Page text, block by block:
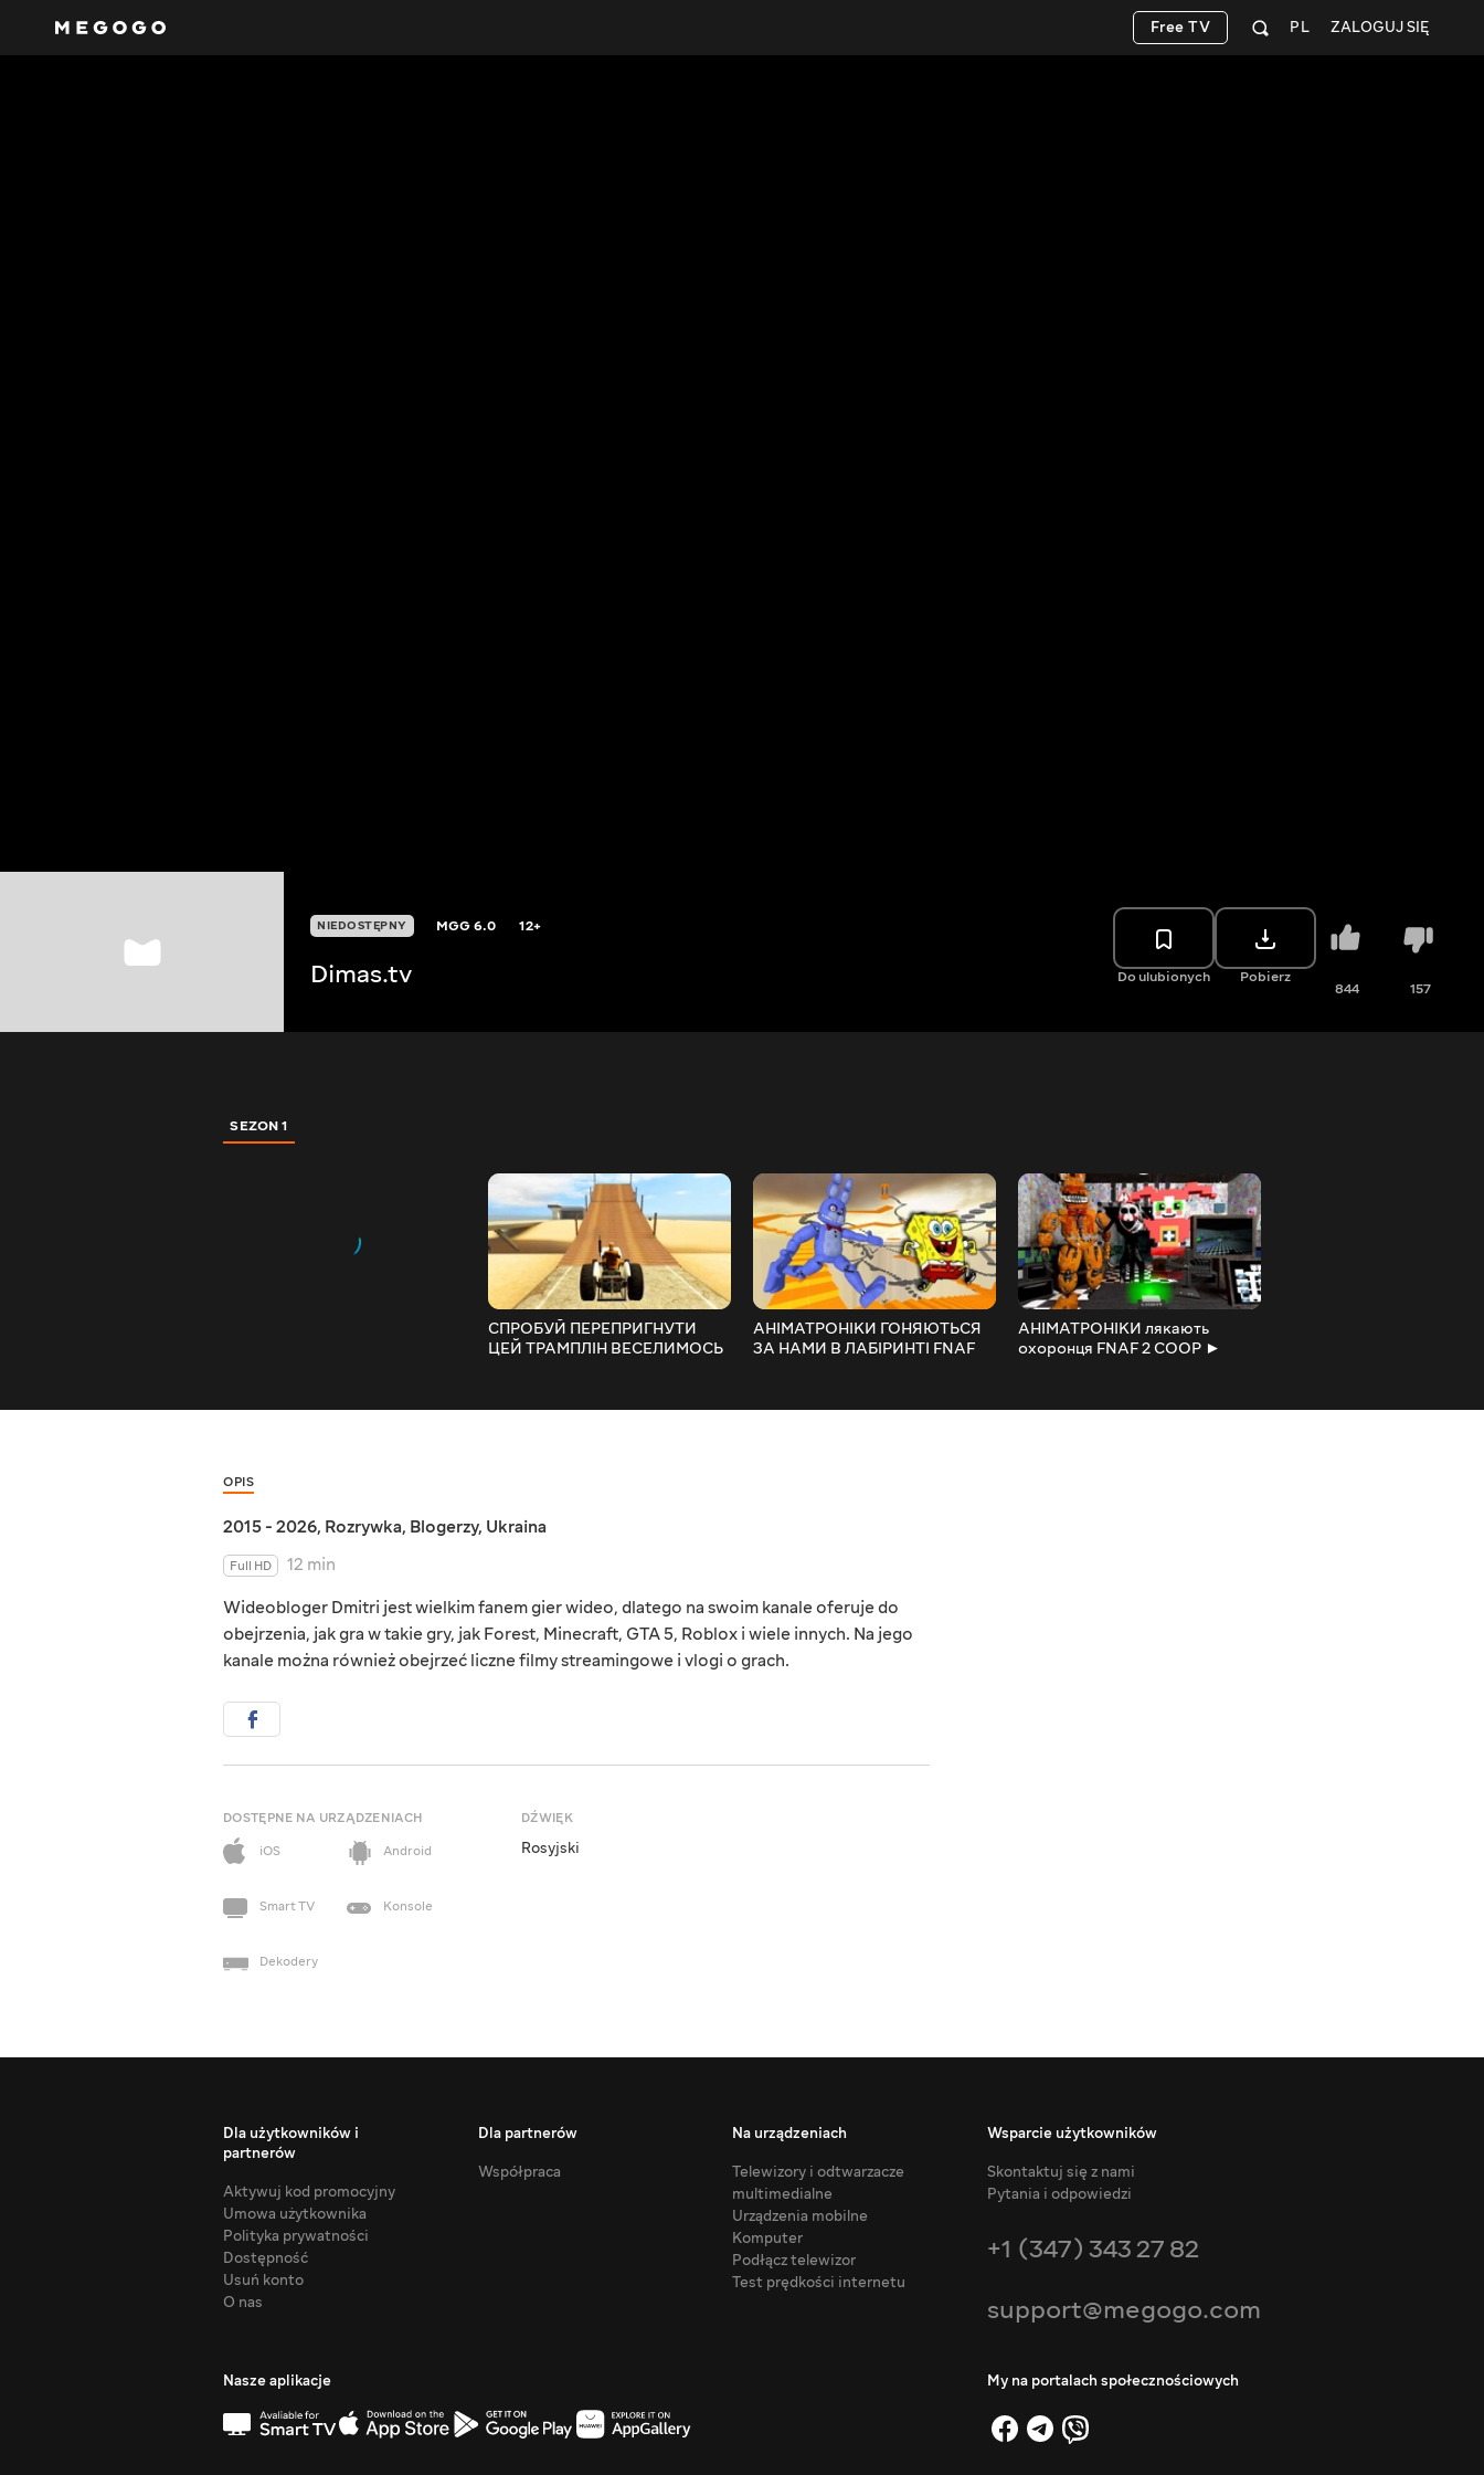
ZALOGUJ SIĘ
PL
Free TV
NIEDOSTĘPNY MGG6.0 12+
Dimas.tv Do ulubionych Pobierz
844 157
SEZON 1
СПРОБУЙ ПЕРЕПРИГНУТИ
ЦЕЙ ТРАМПЛІН ВЕСЕЛИМОСЬ
АНІМАТРОНІКИ ГОНЯЮТЬСЯ
ЗА НАМИ В ЛАБІРИНТІ FNAF
АНІМАТРОНІКИ лякають
охоронця FNAF 2 COOP ►
OPIS
2015 - 2026, Rozrywka, Blogerzy, Ukraina
Full HD
12 min
Wideobloger Dmitri jest wielkim fanem gier wideo, dlatego na swoim kanale oferuje do
obejrzenia, jak gra w takie gry, jak Forest, Minecraft, GTA 5, Roblox i wiele innych. Na jego
kanale można również obejrzeć liczne filmy streamingowe i vlogi o grach.
DOSTĘPNE NA URZĄDZENIACH
iOS
Android
Smart TV Konsole
Dekodery
DŹWIĘK
Rosyjski
Dla użytkowników i
partnerów
Aktywuj kod promocyjny
Umowa użytkownika
Polityka prywatności
Dostępność
Usuń konto
O nas
Dla partnerów
Współpraca
Na urządzeniach
Telewizory i odtwarzacze
multimedialne
Urządzenia mobilne
Komputer
Podłącz telewizor
Test prędkości internetu
Wsparcie użytkowników
Skontaktuj się z nami
Pytania i odpowiedzi
+1 (347) 343 27 82
support@megogo.com
Nasze aplikacje My na portalach społecznościowych